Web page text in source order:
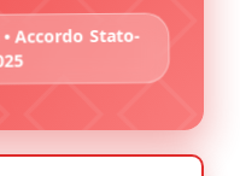
Accordo Stato-